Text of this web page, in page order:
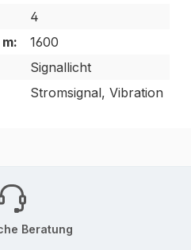
4
1600
Signallicht
Stromsignal, Vibration
Beratung